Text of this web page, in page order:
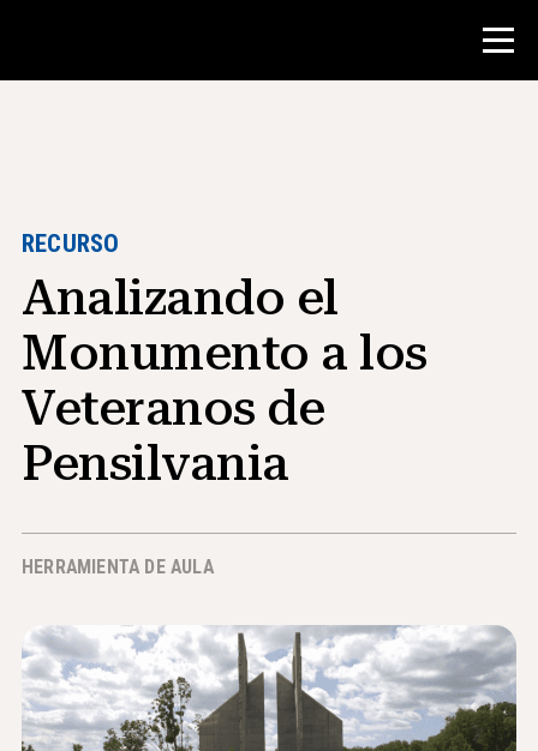
Recursos para maestros
Herramientas para el aula
institutos
Enseñanza de Habilidades de
Investigación
Asesoramiento a estudiantes de NHD
Noticias y Eventos
Acerca de NHD®
Involucrarse
RECURSO
Analizando el
Monumento a los
Veteranos de
Pensilvania
HERRAMIENTA DE AULA